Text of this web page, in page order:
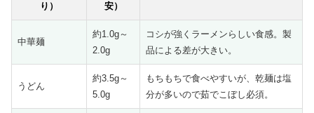
り）
安）
中華麺
約1.0g～
2.0g
コシが強くラーメンらしい食感。製
品による差が大きい。
うどん
約3.5g～
5.0g
もちもちで食べやすいが、乾麺は塩
分が多いので茹でこぼし必須。